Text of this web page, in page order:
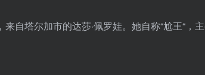
自塔尔加市的达莎·佩罗娃。她自称“尬王“，